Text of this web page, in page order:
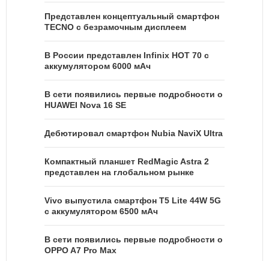
Представлен концептуальный смартфон
TECNO с безрамочным дисплеем
В России представлен Infinix HOT 70 с
аккумулятором 6000 мАч
В сети появились первые подробности о
HUAWEI Nova 16 SE
Дебютировал смартфон Nubia NaviX Ultra
Компактный планшет RedMagic Astra 2
представлен на глобальном рынке
Vivo выпустила смартфон T5 Lite 44W 5G
с аккумулятором 6500 мАч
В сети появились первые подробности о
OPPO A7 Pro Max